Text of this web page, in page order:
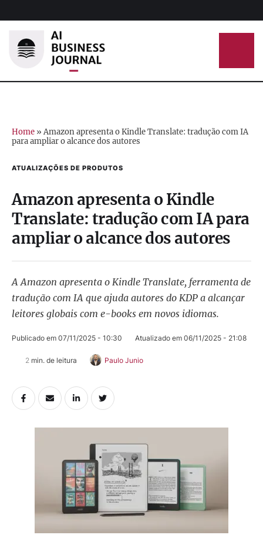
Home »Amazon apresenta o Kindle Translate: tradução com IA
para ampliar o alcance dos autores
ATUALIZAÇÕES DE PRODUTOS
Amazon apresenta o Kindle
Translate: tradução com IA para
ampliar o alcance dos autores
A Amazon apresenta o Kindle Translate, ferramenta de
tradução com IA que ajuda autores do KDP a alcançar
leitores globais com e-books em novos idiomas.
Publicado em 07/11/2025 - 10:30 Atualizado em 06/11/2025 - 21:08
2 min. de leitura Paulo Junio